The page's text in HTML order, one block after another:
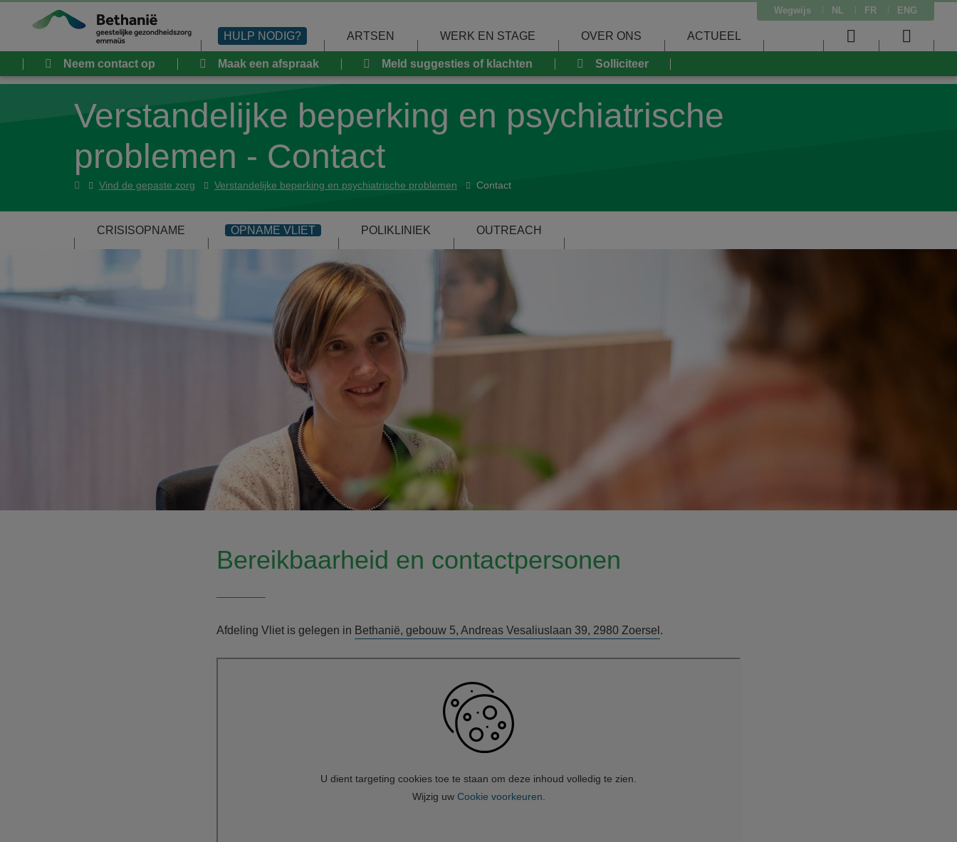
Wegwijs NL FR ENG
HULP NODIG? ARTSEN WERK EN STAGE OVER ONS ACTUEEL
User
menu
menu
Neem contact op Maak een afspraak Meld suggesties of klachten Solliciteer
Verstandelijke beperking en psychiatrische
problemen - Contact
HulpVind de gepaste zorg Verstandelijke beperking en psychiatrische problemen Contact
CRISISOPNAME OPNAME VLIET POLIKLINIEK OUTREACH
Bereikbaarheid en contactpersonen
Afdeling Vliet is gelegen in Bethanië, gebouw 5, Andreas Vesaliuslaan 39, 2980 Zoersel .